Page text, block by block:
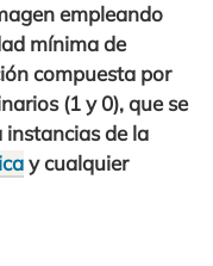
empleando
mínima de
compuesta por
(1 y 0), que se
instancias de la
y cualquier